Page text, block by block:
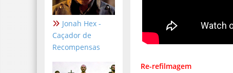
Jonah Hex -
Caçador de
Recompensas
Re-refilmagem